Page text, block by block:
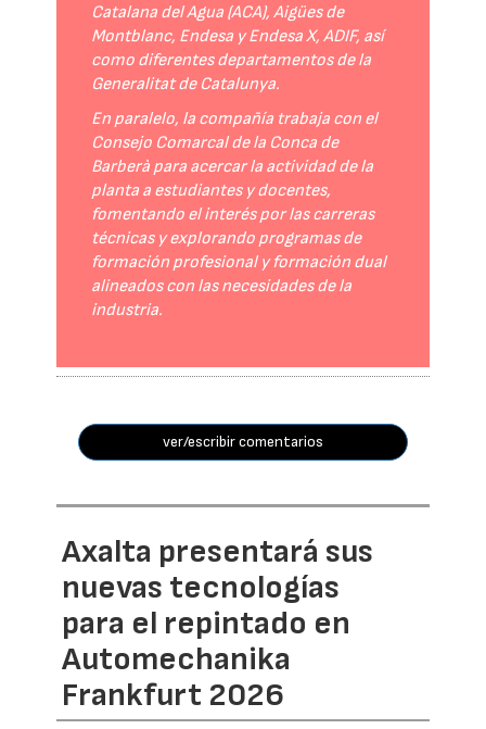
Catalana del Agua (ACA), Aigües de
Montblanc, Endesa y Endesa X, ADIF, así
como diferentes departamentos de la
Generalitat de Catalunya.
En paralelo, la compañía trabaja con el
Consejo Comarcal de la Conca de
Barberà para acercar la actividad de la
planta a estudiantes y docentes,
fomentando el interés por las carreras
técnicas y explorando programas de
formación profesional y formación dual
alineados con las necesidades de la
industria.
ver/escribir comentarios
Axalta presentará sus
nuevas tecnologías
para el repintado en
Automechanika
Frankfurt 2026